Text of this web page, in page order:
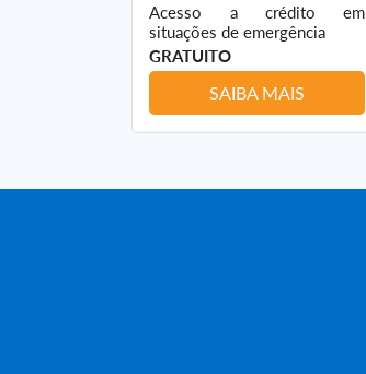
Acesso a crédito em
situações de emergência
GRATUITO
SAIBA MAIS